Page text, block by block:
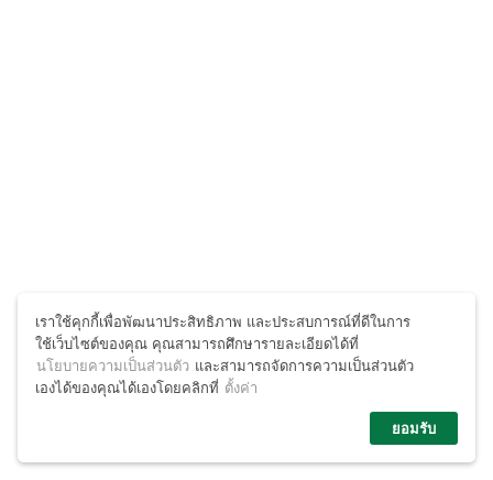
เราใช้คุกกี้เพื่อพัฒนาประสิทธิภาพ และประสบการณ์ที่ดีในการ
ใช้เว็บไซต์ของคุณ คุณสามารถศึกษารายละเอียดได้ที่
นโยบายความเป็นส่วนตัว และสามารถจัดการความเป็นส่วนตัว
เองได้ของคุณได้เองโดยคลิกที่ ตั้งค่า
ยอมรับ